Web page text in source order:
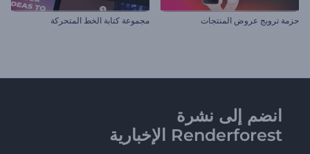
حزمة ترويج عروض المنتجات مجموعة كتابة الخط المتحركة
انضم إلى نشرة
Renderforest الإخبارية